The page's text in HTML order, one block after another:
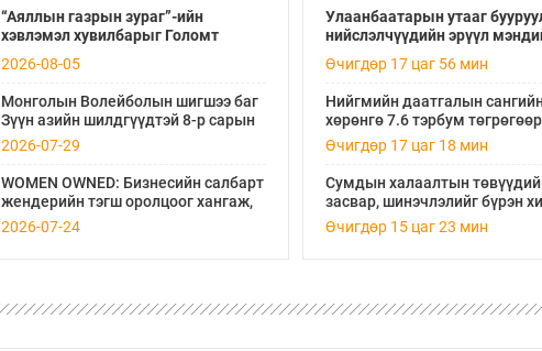
“Аяллын газрын зураг”-ийн
хэвлэмэл хувилбарыг Голомт
авах боломжтой
2026-08-05
Монголын Волейболын шигшээ баг
Зүүн азийн шилдгүүдтэй 8-р сарын
5-9-нд эх орондоо өрсөлдөнө
2026-07-29
WOMEN OWNED: Бизнесийн салбарт
жендерийн тэгш оролцоог хангаж,
бизнес эрхлэгч эмэгтэйчүүдийг
2026-07-24
Улаанбаатарын утааг
нийслэлчүүдийн эрүүл
баялгийн сан нэгдэл” ХХК-тай
хамтран хэрэгжүүлнэ
Өчигдөр 17 цаг 56 мин
Нийгмийн даатгалын сангийн
хөрөнгө 7.6 тэрбум төгрөгөөр
арвижлаа
Өчигдөр 17 цаг 18 мин
Сумдын халаалтын
засвар, шинэчлэлийг бүрэн
хувийн хэвшил рүү
нь шилжүүлсэн гэдгийг
Өчигдөр 15 цаг 23 мин